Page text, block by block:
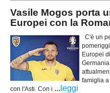
Vasile Mogos porta
Europei con la
C'è un
Europei
famiglia
con l'Asti. Con i ... leggi